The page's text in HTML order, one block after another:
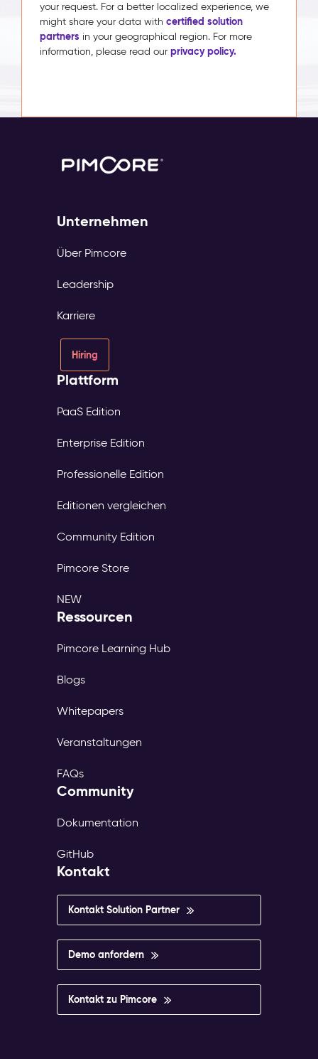
your request. For a better localized experience, we
might share your data with certified solution
partners in your geographical region. For more
information, please read our privacy policy.
Unternehmen
Über Pimcore
Leadership
Karriere
Hiring
Plattform
PaaS Edition
Enterprise Edition
Professionelle Edition
Editionen vergleichen
Community Edition
Pimcore Store
NEW
Ressourcen
Pimcore Learning Hub
Blogs
Whitepapers
Veranstaltungen
FAQs
Community
Dokumentation
GitHub
Kontakt
Kontakt Solution Partner
Demo anfordern
Kontakt zu Pimcore